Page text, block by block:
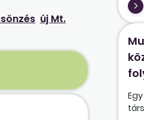
új Mt.